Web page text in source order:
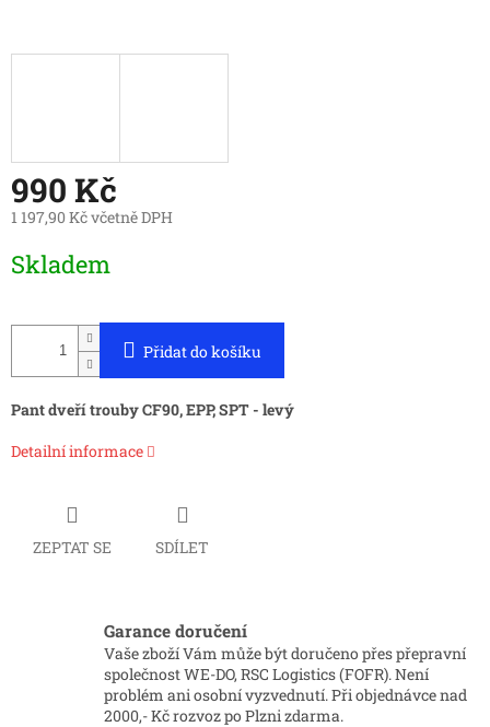
990 Kč
1 197,90 Kč včetně DPH
cena:
Skladem
Přidat do košíku
Pant dveří trouby CF90, EPP, SPT - levý
Detailní informace
ZEPTAT SE SDÍLET
Garance doručení
Vaše zboží Vám může být doručeno přes přepravní
společnost WE-DO, RSC Logistics (FOFR). Není
problém ani osobní vyzvednutí. Při objednávce nad
2000,- Kč rozvoz po Plzni zdarma.